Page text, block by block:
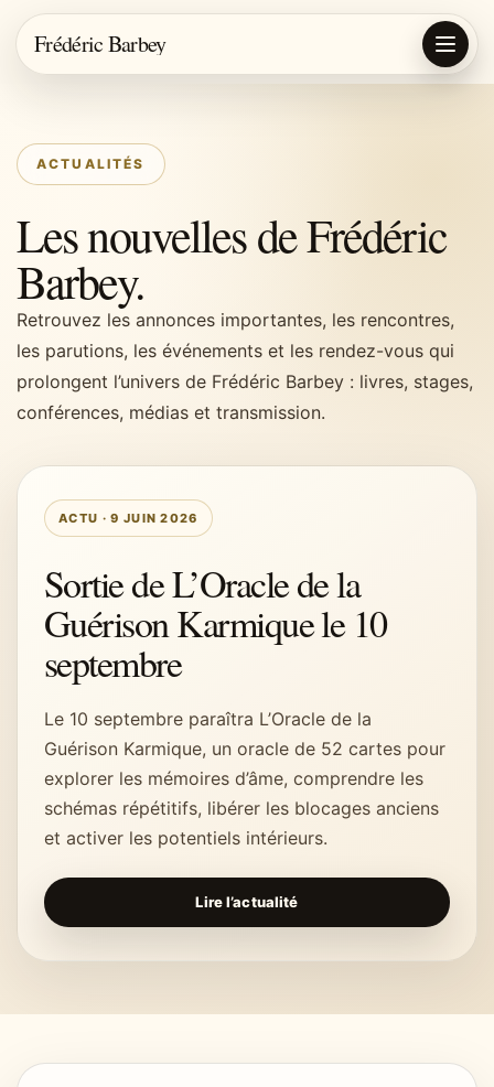
Frédéric Barbey
ACTUALITÉS
Les nouvelles de Frédéric
Barbey.
Retrouvez les annonces importantes, les rencontres,
les parutions, les événements et les rendez-vous qui
prolongent l’univers de Frédéric Barbey : livres, stages,
conférences, médias et transmission.
ACTU · 9 JUIN 2026
Sortie de L’Oracle de la
Guérison Karmique le 10
septembre
Le 10 septembre paraîtra L’Oracle de la
Guérison Karmique, un oracle de 52 cartes pour
explorer les mémoires d’âme, comprendre les
schémas répétitifs, libérer les blocages anciens
et activer les potentiels intérieurs.
Lire l’actualité